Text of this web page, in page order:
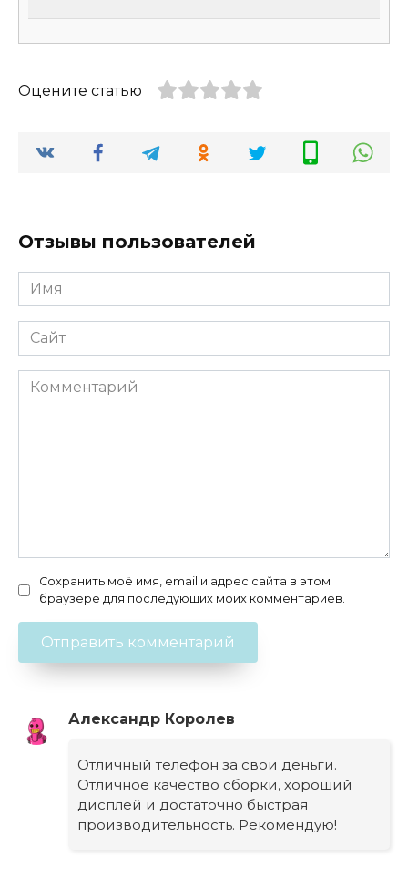
Оцените статью
Отзывы пользователей
Имя
*
Сайт
Комментарий
Сохранить моё имя, email и адрес сайта в этом
браузере для последующих моих комментариев.
Александр Королев
Отличный телефон за свои деньги.
Отличное качество сборки, хороший
дисплей и достаточно быстрая
производительность. Рекомендую!